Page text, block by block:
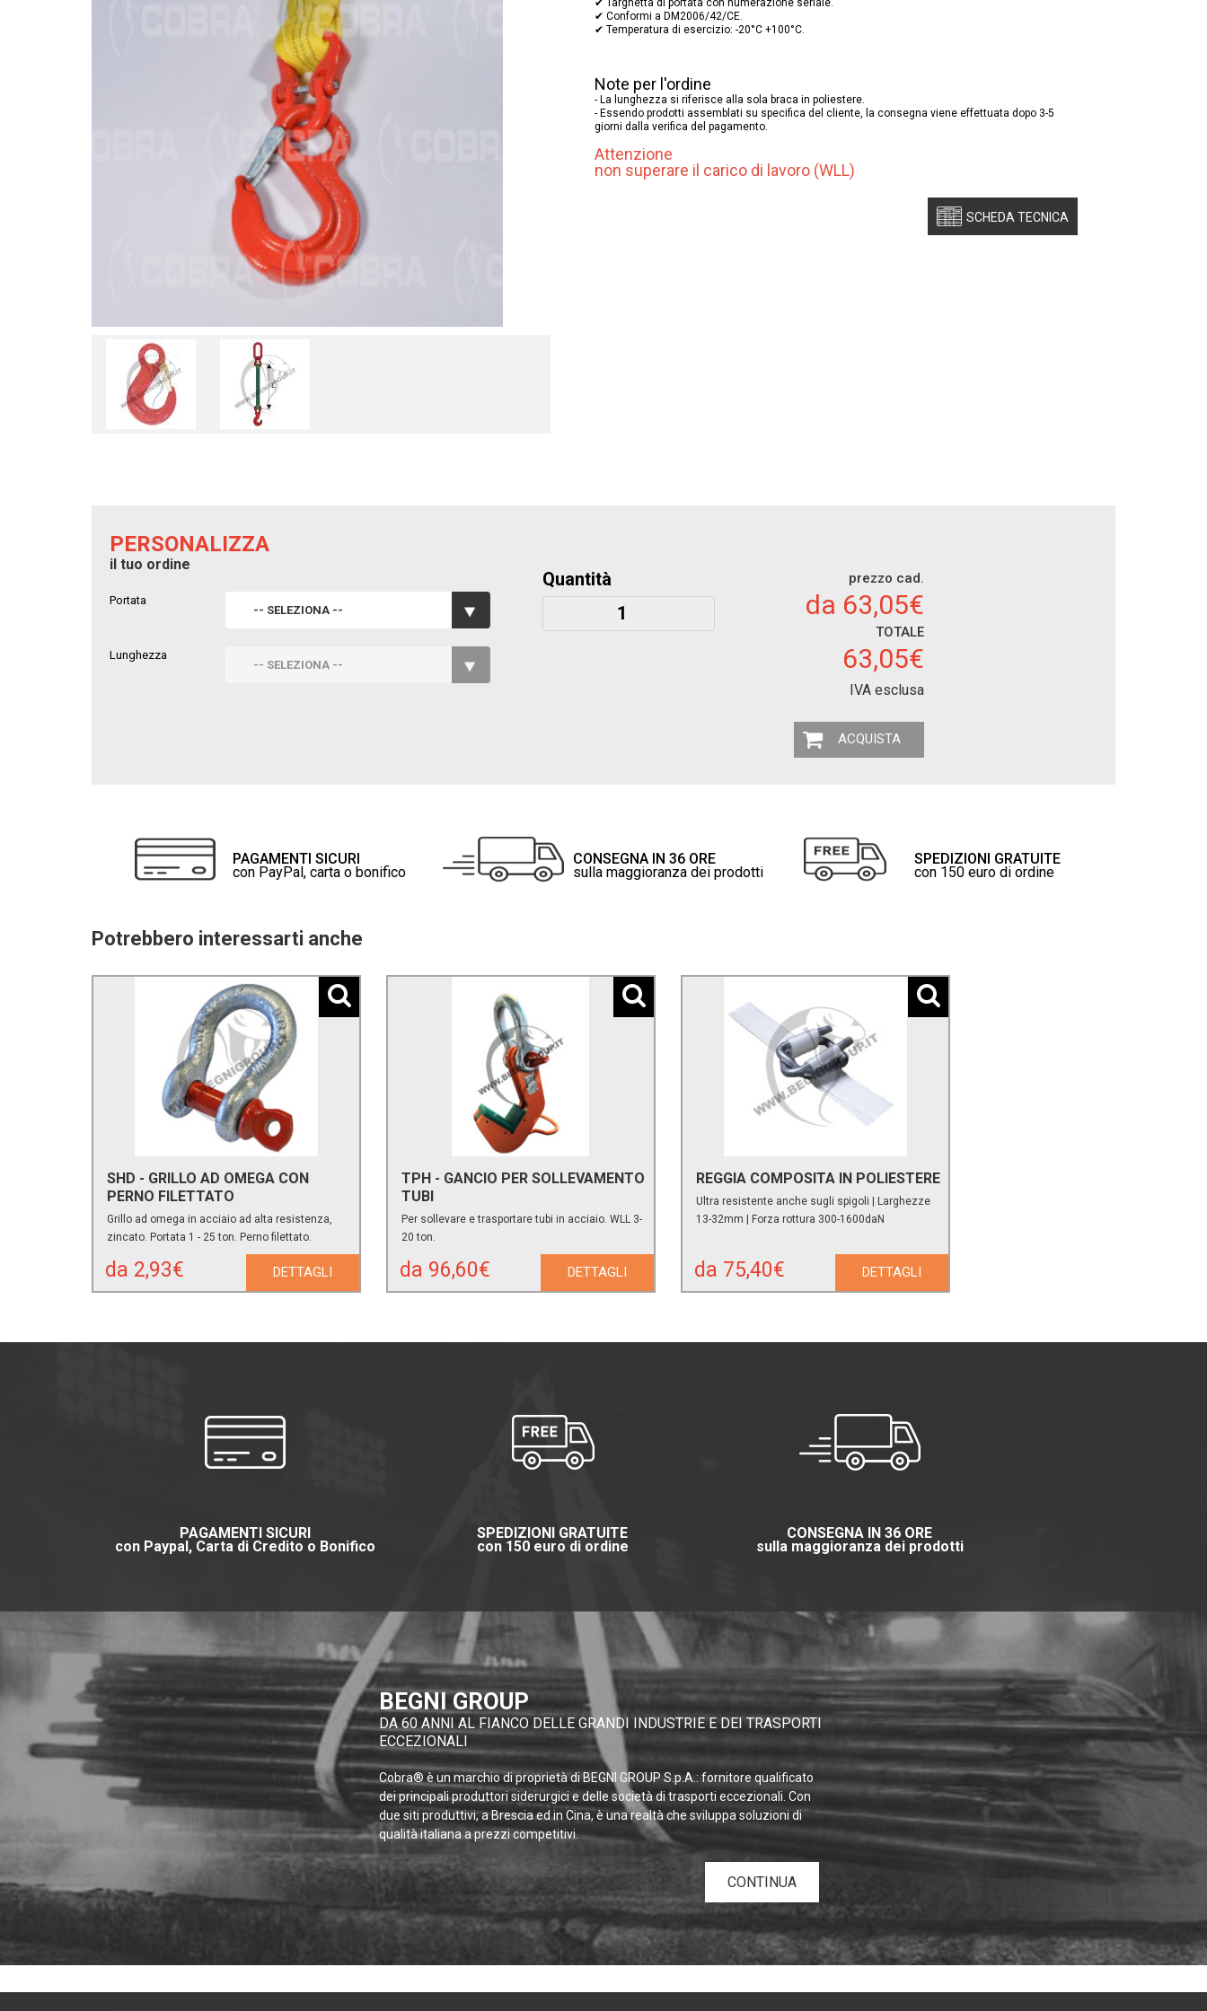
✔ Conformi a DM2006/42/CE.
✔ Temperatura di esercizio: -20°C +100°C.
Note per l'ordine
- La lunghezza si riferisce alla sola braca in poliestere.
- Essendo prodotti assemblati su specifica del cliente, la consegna viene effettuata dopo 3-5
giorni dalla verifica del pagamento.
Attenzione
non superare il carico di lavoro (WLL)
SCHEDA TECNICA
PERSONALIZZA
il tuo ordine
Portata
-- SELEZIONA --
Lunghezza
-- SELEZIONA --
Quantità prezzo cad.
da 63,05€
TOTALE
63,05€
IVA esclusa
ACQUISTA
SPEDIZIONI GRATUITE
con 150 euro di ordine
CONSEGNA IN 36 ORE
sulla maggioranza dei prodotti
PAGAMENTI SICURI
con PayPal, carta o bonifico
Potrebbero interessarti anche
SHD - GRILLO AD OMEGA CON
PERNO FILETTATO
Grillo ad omega in acciaio ad alta resistenza,
zincato. Portata 1 - 25 ton. Perno filettato.
da 2,93€ DETTAGLI
TPH - GANCIO PER SOLLEVAMENTO
TUBI
Per sollevare e trasportare tubi in acciaio. WLL 3-
20 ton.
da 96,60€ DETTAGLI
REGGIA COMPOSITA IN POLIESTERE
Ultra resistente anche sugli spigoli | Larghezze
13-32mm | Forza rottura 300-1600daN
da 75,40€ DETTAGLI
PAGAMENTI SICURI
con Paypal, Carta di Credito o Bonifico
SPEDIZIONI GRATUITE
con 150 euro di ordine
CONSEGNA IN 36 ORE
sulla maggioranza dei prodotti
BEGNI GROUP
DA 60 ANNI AL FIANCO DELLE GRANDI INDUSTRIE E DEI TRASPORTI
ECCEZIONALI
Cobra® è un marchio di proprietà di BEGNI GROUP S.p.A.: fornitore qualificato
dei principali produttori siderurgici e delle società di trasporti eccezionali. Con
due siti produttivi, a Brescia ed in Cina, è una realtà che sviluppa soluzioni di
qualità italiana a prezzi competitivi.
CONTINUA